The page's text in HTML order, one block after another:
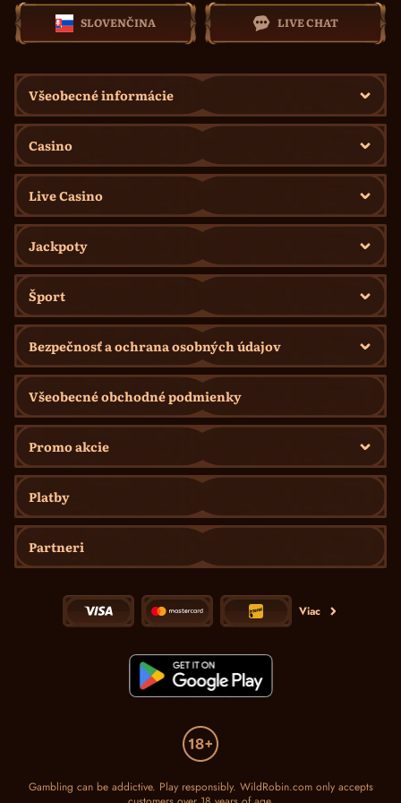
SLOVENČINA LIVE CHAT
Všeobecné informácie
Casino
Live Casino
Jackpoty
Šport
Bezpečnosť a ochrana osobných údajov
Všeobecné obchodné podmienky
Promo akcie
Platby
Partneri
Viac
Gambling can be addictive. Play responsibly. WildRobin.com only accepts